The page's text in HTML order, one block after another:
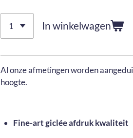
In winkelwagen
Al onze afmetingen worden
hoogte.
Fine-art giclée afdruk kwaliteit